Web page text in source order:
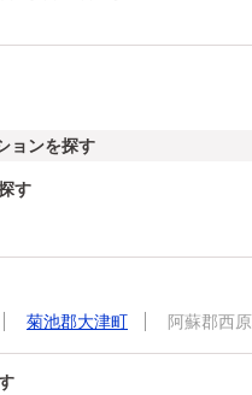
ョンを探す
す
菊池郡大津町 阿蘇郡西